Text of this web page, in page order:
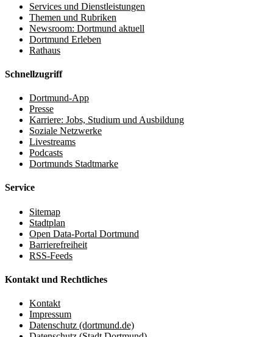
Services und Dienstleistungen
Themen und Rubriken
Newsroom: Dortmund aktuell
Dortmund Erleben
Rathaus
Schnellzugriff
Dortmund-App
Presse
Karriere: Jobs, Studium und Ausbildung
Soziale Netzwerke
Livestreams
Podcasts
Dortmunds Stadtmarke
Service
Sitemap
Stadtplan
Open Data-Portal Dortmund
Barrierefreiheit
RSS-Feeds
Kontakt und Rechtliches
Kontakt
Impressum
Datenschutz (dortmund.de)